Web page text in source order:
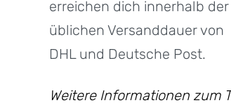
erreichen dich innerhalb der
üblichen Versanddauer von
DHL und Deutsche Post.
Weitere Informationen zum